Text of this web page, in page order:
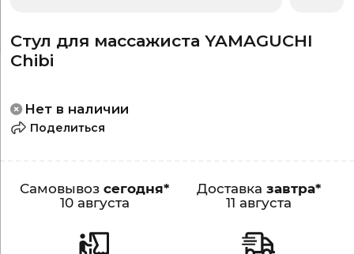
Стул для массажиста YAMAGUCHI
Chibi
Нет в наличии
Поделиться
Самовывозсегодня*
10 августа
Доставказавтра*
11 августа